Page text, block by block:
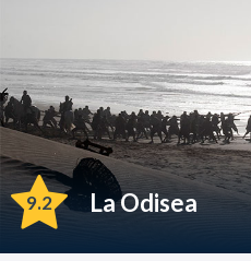
9.2 La Odisea